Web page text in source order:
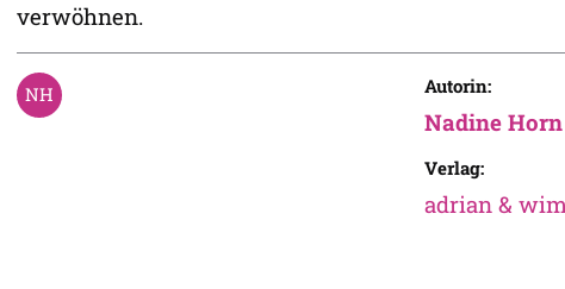
verwöhnen.
Autorin:
Nadine Horn
Verlag:
adrian &